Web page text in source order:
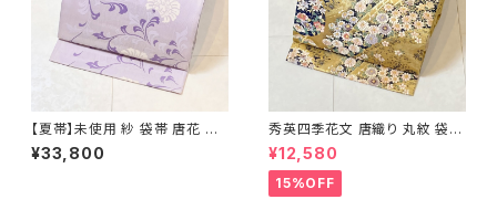
【夏帯】未使用 紗 袋帯 唐花 正
絹 紫 白 淡藤色 729
¥33,800
秀英四季花文 唐織り 丸紋 袋帯
正絹 金糸 ゴールド 紺 ピンク 7
05
¥12,580
15%OFF